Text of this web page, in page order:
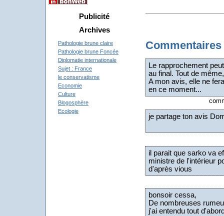
Publicité
Archives
Pathologie brune claire
Pathologie brune Foncée
Diplomatie internationale
Sujet : France
le conservatisme
Economie
Culture
Blogosphère
Ecologie
Commentaires
Le rapprochement
au final. Tout de
A mon avis, elle ne
en ce moment...
je partage ton avis
il parait que sarko va
ministre de l'intérieur
d'après vious
bonsoir cessa,
De nombreuses
j'ai entendu tout